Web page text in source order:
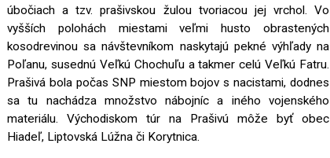
úbočiach a tzv. prašivskou žulou tvoriacou jej vrchol. Vo
vyšších polohách miestami veľmi husto obrastených
kosodrevinou sa návštevníkom naskytajú pekné výhľady na
Poľanu, susednú Veľkú Chochuľu a takmer celú Veľkú Fatru.
Prašivá bola počas SNP miestom bojov s nacistami, dodnes
sa tu nachádza množstvo nábojníc a iného vojenského
materiálu. Východiskom túr na Prašivú môže byť obec
Hiadeľ, Liptovská Lúžna či Korytnica.